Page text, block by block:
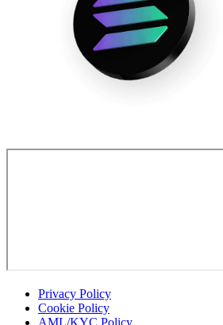
Privacy Policy
Cookie Policy
AML/KYC Policy